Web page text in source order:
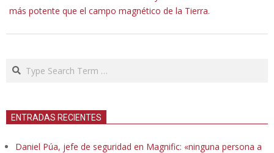
más potente que el campo magnético de la Tierra.
Search
ENTRADAS RECIENTES
Daniel Púa, jefe de seguridad en Magnific: «ninguna persona a